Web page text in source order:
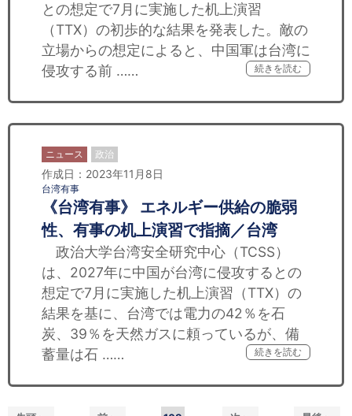
との想定で7月に実施した机上演習
（TTX）の初歩的な結果を発表した。敵の
立場からの想定によると、中国軍は台湾に
侵攻する前 ……
続きを読む
ニュース 政治
作成日：2023年11月8日
台湾有事
《台湾有事》 エネルギー供給の脆弱
性、有事の机上演習で指摘／台湾
政治大学台湾安全研究中心（TCSS）
は、2027年に中国が台湾に侵攻するとの
想定で7月に実施した机上演習（TTX）の
結果を基に、台湾では電力の42％を石
炭、39％を天然ガスに頼っているが、備
蓄量は石 ……
続きを読む